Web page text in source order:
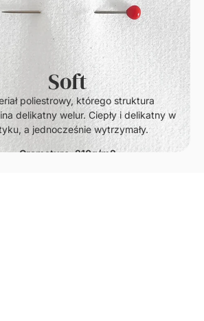
Soft
poliestrowy, którego struktura
delikatny welur. Ciepły i delikatny w
a jednocześnie wytrzymały.
Gramatura: 210g/m2